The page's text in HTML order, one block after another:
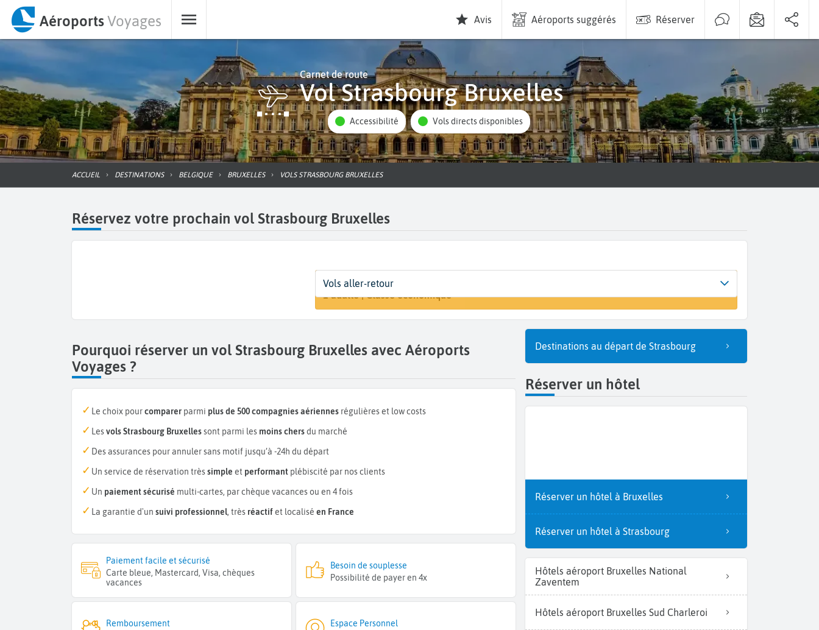
AéroportsVoyages Avis Aéroports suggérés Réserver
Carnet de route
Vol Strasbourg Bruxelles
Accessibilité Vols directs disponibles
ACCUEIL DESTINATIONS BELGIQUE BRUXELLES VOLS STRASBOURG BRUXELLES
Réservez votre prochain vol Strasbourg Bruxelles
Départ
Strasbourg (SXB) Bruxelles (BRU)
Dates
Dates de votre voyage
Voyageurs | Classe
1 adulte | Classe économique
Vols aller-retour
Pourquoi réserver un vol Strasbourg Bruxelles avec Aéroports
Voyages ?
Le choix pourcomparer parmi plus de 500 compagnies aériennes régulières et low costs
Lesvols Strasbourg Bruxellessont parmi les moins chersdu marché
Des assurances pour annuler sans motif jusqu’à -24h du départ
Un service de réservation trèssimple et performant plébiscité par nos clients
Un paiement sécurisé multi-cartes, par chèque vacances ou en 4 fois
La garantie d'un suivi professionnel, très réactifet localisé en France
Paiement facile et sécurisé
Carte bleue, Mastercard, Visa, chèques
vacances
Besoin de souplesse
Possibilité de payer en 4x
Remboursement
Espace Personnel
Destinations au départ de Strasbourg
Réserver un hôtel
Réserver un hôtel à Bruxelles
Réserver un hôtel à Strasbourg
Hôtels aéroport Bruxelles National
Zaventem
Hôtels aéroport Bruxelles Sud Charleroi